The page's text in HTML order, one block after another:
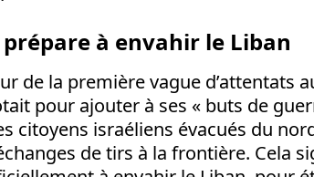
à envahir le Liban
de la première vague d’attentats
pour ajouter à ses « buts de
citoyens israéliens évacués du
de tirs à la frontière. Cela